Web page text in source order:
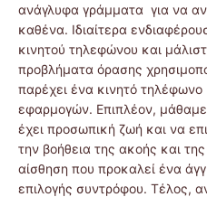
ανάγλυφα γράμματα για να
καθένα. Ιδιαίτερα
κινητού τηλεφώνου και
προβλήματα όρασης
παρέχει ένα κινητό τηλέφωνο
εφαρμογών. Επιπλέον,
έχει προσωπική ζωή και να
την βοήθεια της ακοής και
αίσθηση που προκαλεί ένα
επιλογής συντρόφου. Τέλος,